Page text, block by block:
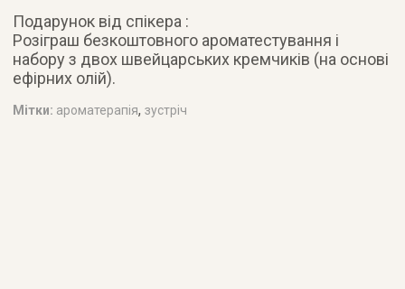
Подарунок від спікера :
Розіграш безкоштовного ароматестування і
набору з двох швейцарських кремчиків (на основі
ефірних олій).
Мітки: ароматерапія,зустріч